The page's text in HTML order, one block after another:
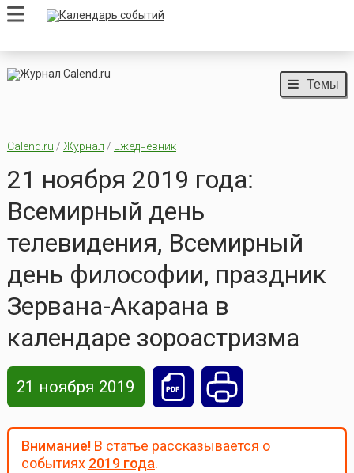
Темы
Calend.ru / Журнал / Ежедневник
21 ноября 2019 года:
Всемирный день
телевидения, Всемирный
день философии, праздник
Зервана-Акарана в
календаре зороастризма
21 ноября 2019
Внимание!В статье рассказывается о
событиях 2019 года.